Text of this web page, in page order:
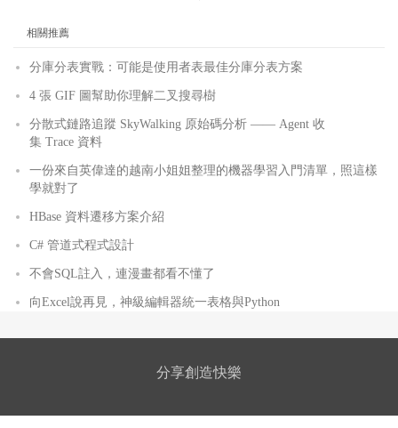
相關推薦
分庫分表實戰：可能是使用者表最佳分庫分表方案
4 張 GIF 圖幫助你理解二叉搜尋樹
分散式鏈路追蹤 SkyWalking 原始碼分析 —— Agent 收
集 Trace 資料
一份來自英偉達的越南小姐姐整理的機器學習入門清單，照這樣
學就對了
HBase 資料遷移方案介紹
C# 管道式程式設計
不會SQL註入，連漫畫都看不懂了
向Excel說再見，神級編輯器統一表格與Python
分享創造快樂